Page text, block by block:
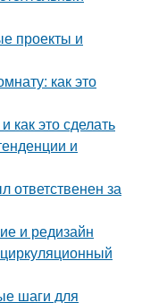
проекты и
как это
как это сделать
и
ответственен за
и редизайн
шаги для